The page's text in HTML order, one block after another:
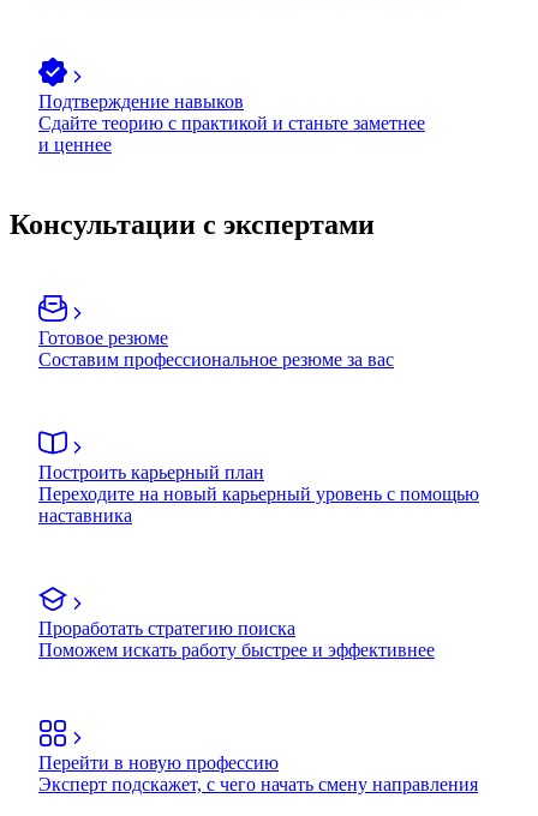
Подтверждение навыков
Сдайте теорию с практикой и станьте заметнее
и ценнее
Консультации с экспертами
Готовое резюме
Составим профессиональное резюме за вас
Построить карьерный план
Переходите на новый карьерный уровень с помощью
наставника
Проработать стратегию поиска
Поможем искать работу быстрее и эффективнее
Перейти в новую профессию
Эксперт подскажет, с чего начать смену направления